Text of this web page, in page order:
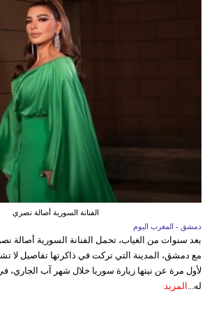
الفنانة السورية أصالة نصري
دمشق - المغرب اليوم
بعد سنوات من الغياب، تحمل الفنانة السورية أصالة
مع دمشق، المدينة التي تركت في ذاكرتها تفاصيل لا
لأول مرة عن نيتها زيارة سوريا خلال شهر آب الجاري،
له... المزيد